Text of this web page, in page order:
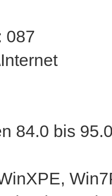
087
84.0 bis